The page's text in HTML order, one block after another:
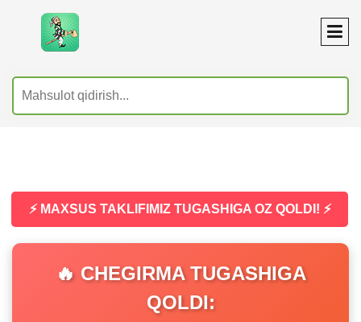
⚡ MAXSUS TAKLIFIMIZ TUGASHIGA OZ QOLDI! ⚡
🔥 CHEGIRMA TUGASHIGA
QOLDI: